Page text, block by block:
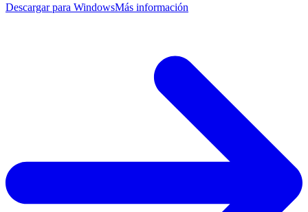
Descargar para WindowsMás información